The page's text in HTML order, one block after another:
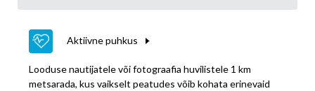
Aktiivne puhkus
Looduse nautijatele või fotograafia huvilistele 1 km
metsarada, kus vaikselt peatudes võib kohata erinevaid